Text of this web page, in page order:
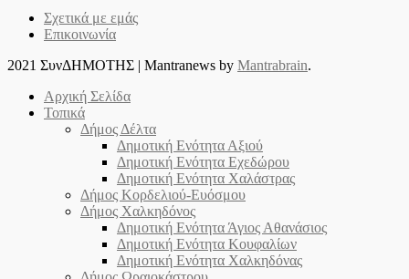
Σχετικά με εμάς
Επικοινωνία
2021 ΣυνΔΗΜΟΤΗΣ | Mantranews by Mantrabrain.
Αρχική Σελίδα
Τοπικά
Δήμος Δέλτα
Δημοτική Ενότητα Αξιού
Δημοτική Ενότητα Εχεδώρου
Δημοτική Ενότητα Χαλάστρας
Δήμος Κορδελιού-Ευόσμου
Δήμος Χαλκηδόνος
Δημοτική Ενότητα Άγιος Αθανάσιος
Δημοτική Ενότητα Κουφαλίων
Δημοτική Ενότητα Χαλκηδόνας